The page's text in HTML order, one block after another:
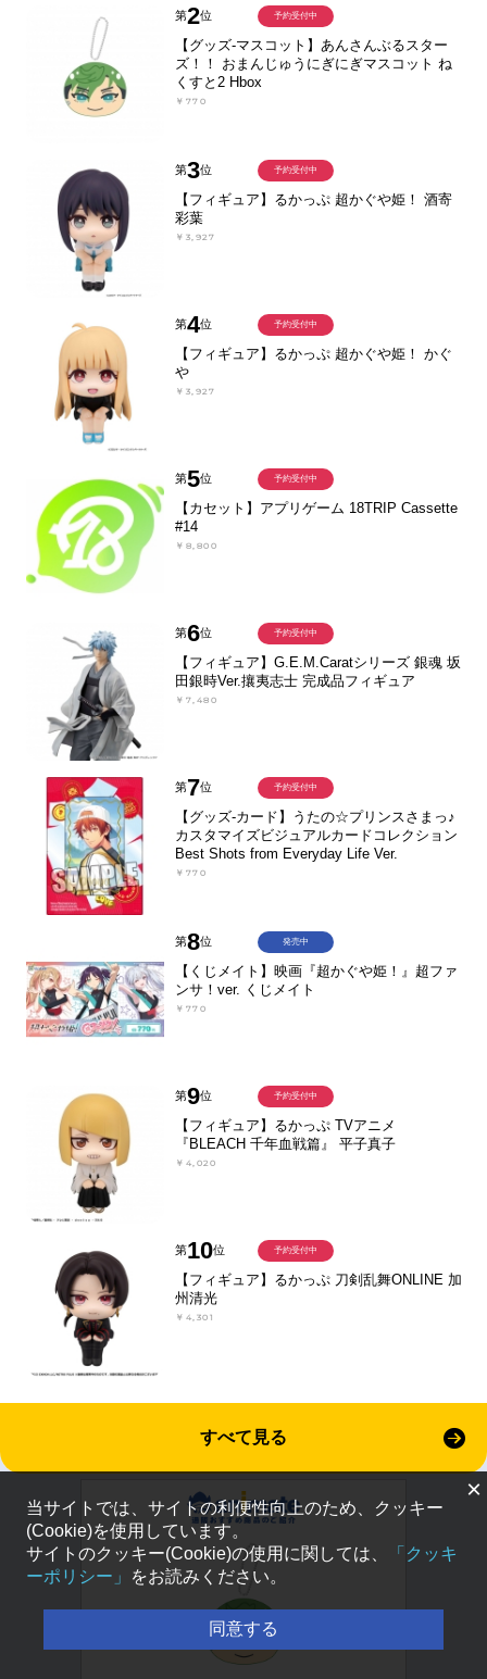
第2位
【グッズ-マスコット】あんさんぶるスター
ズ！！ おまんじゅうにぎにぎマスコット ね
くすと2 Hbox
￥770
予約受付中
第3位
【フィギュア】るかっぷ 超かぐや姫！ 酒寄
彩葉
￥3,927
予約受付中
第4位
【フィギュア】るかっぷ 超かぐや姫！ かぐ
や
￥3,927
予約受付中
第5位
【カセット】アプリゲーム 18TRIP Cassette
#14
￥8,800
予約受付中
第6位
【フィギュア】G.E.M.Caratシリーズ 銀魂 坂
田銀時Ver.攘夷志士 完成品フィギュア
￥7,480
予約受付中
第7位
【グッズ-カード】うたの☆プリンスさまっ♪
カスタマイズビジュアルカードコレクション
Best Shots from Everyday Life Ver.
￥770
予約受付中
第8位
【くじメイト】映画『超かぐや姫！』超ファ
ンサ！ver. くじメイト
￥770
発売中
第9位
【フィギュア】るかっぷ TVアニメ
『BLEACH 千年血戦篇』 平子真子
￥4,020
予約受付中
第10位
【フィギュア】るかっぷ 刀剣乱舞ONLINE 加
州清光
￥4,301
予約受付中
すべて見る
×
当サイトでは、サイトの利便性向上のため、クッキー
(Cookie)を使用しています。
サイトのクッキー(Cookie)の使用に関しては、
「クッキ
ーポリシー」
をお読みください。
同意する